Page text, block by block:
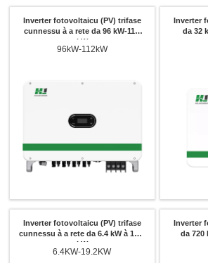
Inverter fotovoltaicu (PV) trifase
cunnessu à a rete da 96 kW-112
kW
96kW-112kW
Inverter
da 32
Inverter fotovoltaicu (PV) trifase
cunnessu à a rete da 6.4 kW à 19.2
kW
6.4KW-19.2KW
Inverter
da 720